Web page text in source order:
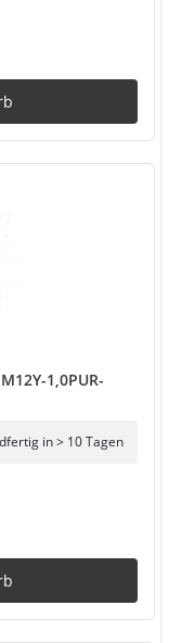
1,0PUR-
in > 10 Tagen